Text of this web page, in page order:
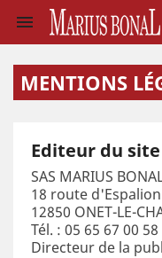

MENTIONS
Editeur du
SAS MARIUS
18 route d'Espalion
12850 ONET-LE-
Tél. : 05 65 67 00 58
Directeur de la